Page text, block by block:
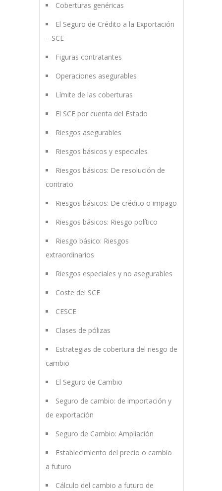
Coberturas genéricas
El Seguro de Crédito a la Exportación
– SCE
Figuras contratantes
Operaciones asegurables
Límite de las coberturas
El SCE por cuenta del Estado
Riesgos asegurables
Riesgos básicos y especiales
Riesgos básicos: De resolución de
contrato
Riesgos básicos: De crédito o impago
Riesgos básicos: Riesgo político
Riesgo básico: Riesgos
extraordinarios
Riesgos especiales y no asegurables
Coste del SCE
CESCE
Clases de pólizas
Estrategias de cobertura del riesgo de
cambio
El Seguro de Cambio
Seguro de cambio: de importación y
de exportación
Seguro de Cambio: Ampliación
Establecimiento del precio o cambio
a futuro
Cálculo del cambio a futuro de